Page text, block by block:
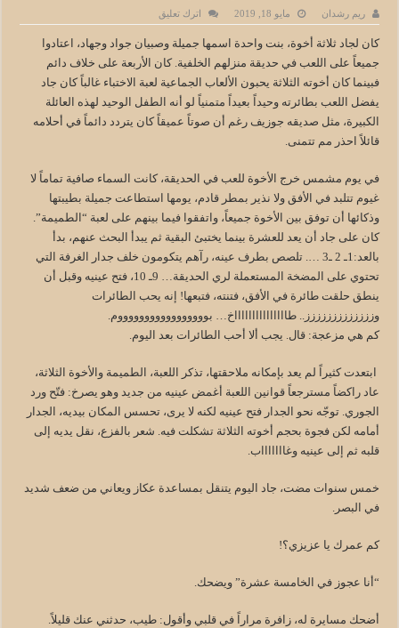
ريم رشدان مايو 18, 2019 اترك تعليق
كان لجاد ثلاثة أخوة، بنت واحدة اسمها جميلة وصبيان جواد وجهاد، اعتادوا
جميعاً على اللعب في حديقة منزلهم الخلفية. كان الأربعة على خلاف دائم
فبينما كان أخوته الثلاثة يحبون الألعاب الجماعية لعبة الاختباء غالباً كان جاد
يفضل اللعب بطائرته وحيداً بعيداً متمنياً لو أنه الطفل الوحيد لهذه العائلة
الكبيرة، مثل صديقه جوزيف رغم أن صوتاً عميقاً كان يتردد دائماً في أحلامه
قائلاً احذر مم تتمنى.
في يوم مشمس خرج الأخوة للعب في الحديقة، كانت السماء صافية تماماً لا
غيوم تتلبد في الأفق ولا نذير بمطر قادم، يومها استطاعت جميلة بطيبتها
وذكائها أن توفق بين الأخوة جميعاً، واتفقوا فيما بينهم على لعبة “الطميمة”.
كان على جاد أن يعد للعشرة بينما يختبئ البقية ثم يبدأ البحث عنهم، بدأ
بالعد:1ـ 2 ـ3 …. تلصص بطرف عينه، رآهم يتكومون خلف جدار الغرفة التي
تحتوي على المضخة المستعملة لري الحديقة… 9ـ 10، فتح عينيه وقبل أن
ينطق حلقت طائرة في الأفق، فتنته، فتبعها! إنه يحب الطائرات
وززززززززززززز.. طاااااااااااااااخ… بوووووووووووووووووم.
كم هي مزعجة: قال. يجب ألا أحب الطائرات بعد اليوم.
ابتعدت كثيراً لم يعد بإمكانه ملاحقتها، تذكر اللعبة، الطميمة والأخوة الثلاثة،
عاد راكضاً مسترجعاً قوانين اللعبة أغمض عينيه من جديد وهو يصرخ: فتّح ورد
الجوري. توجّه نحو الجدار فتح عينيه لكنه لا يرى، تحسس المكان بيديه، الجدار
أمامه لكن فجوة بحجم أخوته الثلاثة تشكلت فيه. شعر بالفزع، نقل يديه إلى
قلبه ثم إلى عينيه وغاااااااب.
خمس سنوات مضت، جاد اليوم يتنقل بمساعدة عكاز ويعاني من ضعف شديد
في البصر.
كم عمرك يا عزيزي؟!
“أنا عجوز في الخامسة عشرة” ويضحك.
أضحك مسايرة له، زافرة مراراً في قلبي وأقول: طيب، حدثني عنك قليلاً.